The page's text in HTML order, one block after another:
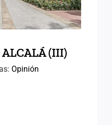
(III)
Opinión